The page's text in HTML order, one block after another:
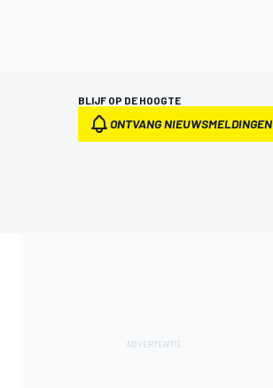
BLIJF OP DE HOOGTE
ONTVANG NIEUWSMELDINGEN